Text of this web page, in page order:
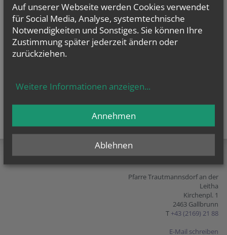
Pfarre Trautmannsdorf an der
Leitha
Kirchenpl. 1
2463 Gallbrunn
T +43 (2169) 21 88
E-Mail schreiben
Auf unserer Webseite werden Cookies verwendet
für Social Media, Analyse, systemtechnische
Notwendigkeiten und Sonstiges. Sie können Ihre
Zustimmung später jederzeit ändern oder
zurückziehen.
Weitere Informationen anzeigen...
Ablehnen
Annehmen